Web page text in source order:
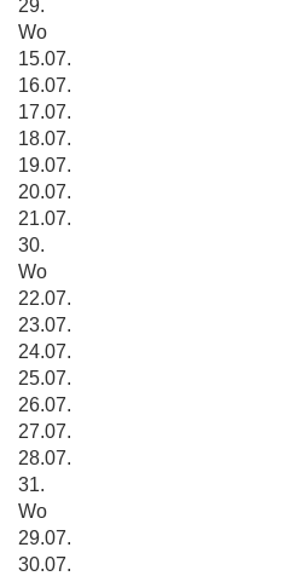
29.
Wo
15.07.
16.07.
17.07.
18.07.
19.07.
20.07.
21.07.
30.
Wo
22.07.
23.07.
24.07.
25.07.
26.07.
27.07.
28.07.
31.
Wo
29.07.
30.07.